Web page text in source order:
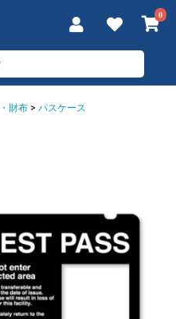
0
財布 > パスケース